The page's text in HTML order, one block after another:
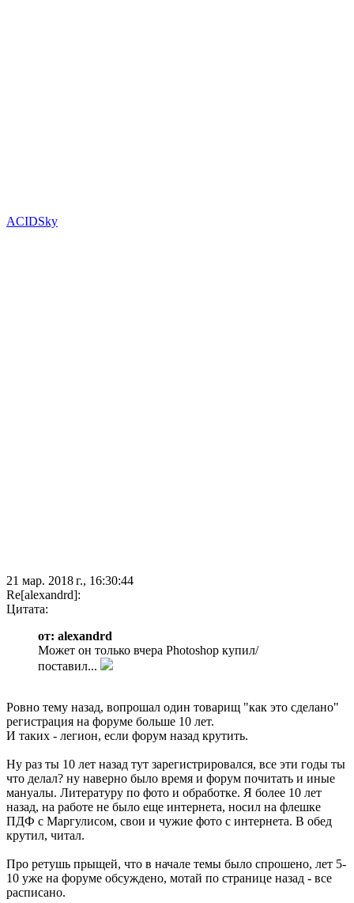
ACIDSky
21 мар. 2018 г., 16:30:44
Re[alexandrd]:
Цитата:
от: alexandrd
Может он только вчера Photoshop купил/
поставил...
Ровно тему назад, вопрошал один товарищ "как это сделано"
регистрация на форуме больше 10 лет.
И таких - легион, если форум назад крутить.
Ну раз ты 10 лет назад тут зарегистрировался, все эти годы ты
что делал? ну наверно было время и форум почитать и иные
мануалы. Литературу по фото и обработке. Я более 10 лет
назад, на работе не было еще интернета, носил на флешке
ПДФ с Маргулисом, свои и чужие фото с интернета. В обед
крутил, читал.
Про ретушь прыщей, что в начале темы было спрошено, лет 5-
10 уже на форуме обсуждено, мотай по странице назад - все
расписано.